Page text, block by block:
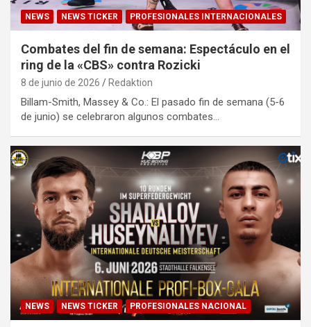
NEWS NEWS TICKER PROFESIONALES INTERNACIONALES
Combates del fin de semana: Espectáculo en el
ring de la «CBS» contra Rozicki
8 de junio de 2026 Redaktion
Billam-Smith, Massey & Co.: El pasado fin de semana (5-6
de junio) se celebraron algunos combates…
NEWS NEWS TICKER PROFESIONALES NACIONAL